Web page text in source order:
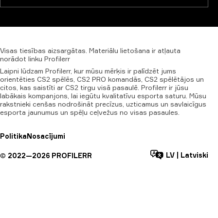
Visas tiesības aizsargātas. Materiālu lietošana ir atļauta
norādot linku Profilerr
Laipni lūdzam Profilerr, kur mūsu mērķis ir palīdzēt jums
orientēties CS2 spēlēs, CS2 PRO komandās, CS2 spēlētājos un
citos, kas saistīti ar CS2 tirgu visā pasaulē. Profilerr ir jūsu
labākais kompanjons, lai iegūtu kvalitatīvu esporta saturu. Mūsu
rakstnieki cenšas nodrošināt precīzus, uzticamus un savlaicīgus
esporta jaunumus un spēļu ceļvežus no visas pasaules.
PolitikaNosacījumi
© 2022—2026 PROFILERR LV Latviski